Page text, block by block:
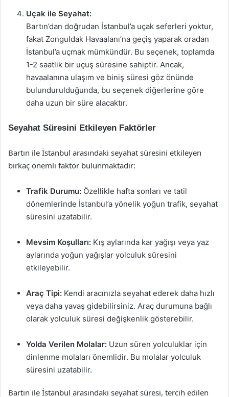
Uçak ile Seyahat:
Bartın’dan doğrudan İstanbul’a uçak seferleri yoktur,
fakat Zonguldak Havaalanı’na geçiş yaparak oradan
İstanbul’a uçmak mümkündür. Bu seçenek, toplamda
1-2 saatlik bir uçuş süresine sahiptir. Ancak,
havaalanına ulaşım ve biniş süresi göz önünde
bulundurulduğunda, bu seçenek diğerlerine göre
daha uzun bir süre alacaktır.
Seyahat Süresini Etkileyen Faktörler
Bartın ile İstanbul arasındaki seyahat süresini etkileyen
birkaç önemli faktör bulunmaktadır:
Trafik Durumu: Özellikle hafta sonları ve tatil
dönemlerinde İstanbul’a yönelik yoğun trafik, seyahat
süresini uzatabilir.
Mevsim Koşulları: Kış aylarında kar yağışı veya yaz
aylarında yoğun yağışlar yolculuk süresini
etkileyebilir.
Araç Tipi: Kendi aracınızla seyahat ederek daha hızlı
veya daha yavaş gidebilirsiniz. Araç durumuna bağlı
olarak yolculuk süresi değişkenlik gösterebilir.
Yolda Verilen Molalar: Uzun süren yolculuklar için
dinlenme molaları önemlidir. Bu molalar yolculuk
süresini uzatabilir.
Bartın ile İstanbul arasındaki seyahat süresi, tercih edilen